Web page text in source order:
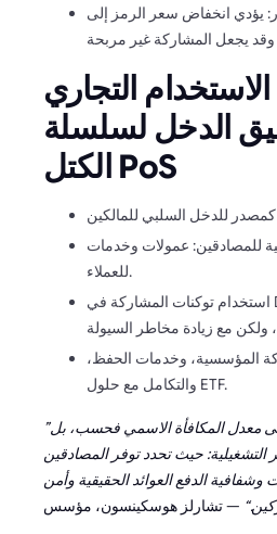
يؤدي انخفاض سعر الرمز إلى
التجاري
الدخل لسلسلة
الكتل PoS
للمصادقين: عمولات وخدمات
للعملاء.
استخدام توكنات المشاركة في DeFi: زيادة العوائد من خلال
المؤسسية، وخدمات الحفظ،
والتكامل مع حلول ETF.
”لا يقتصر نجاح المشاركة على معدل المكافأة الاسمي فحسب، بل
التشغيلية: حيث تحدد توفر المصادقين
الدفع العوائد الحقيقية وأمن